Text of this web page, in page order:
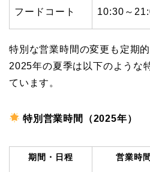
フードコート 10:30～
特別な営業時間の変更も定期
2025年の夏季は以下のような
ています。
特別営業時間（2025年）
期間・日程 営業時間